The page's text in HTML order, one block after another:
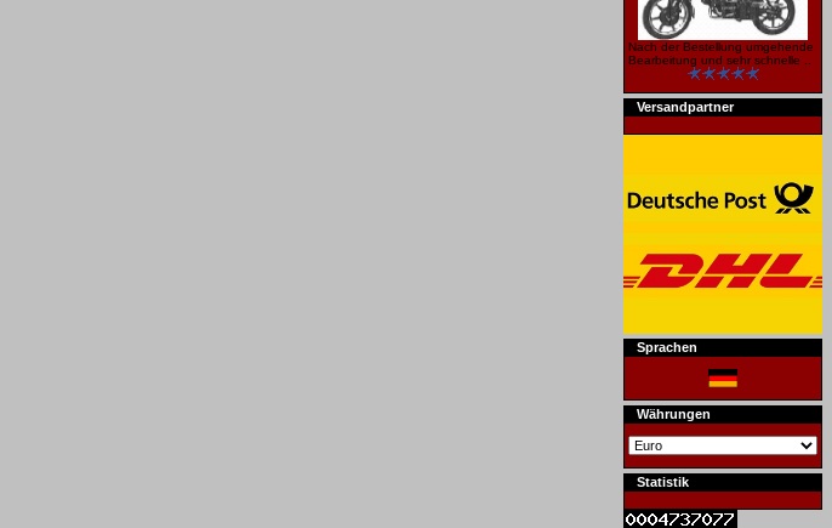
Nach der Bestellung umgehende
Bearbeitung und sehr schnelle ..
Versandpartner
Sprachen
Währungen
Statistik